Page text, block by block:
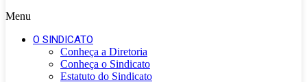
Menu
O SINDICATO
Conheça a Diretoria
Conheça o Sindicato
Estatuto do Sindicato